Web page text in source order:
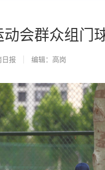
会群众组门
日报 编辑：高岗